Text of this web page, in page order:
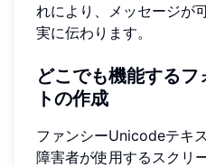
れにより、メッセージが
実に伝わります。
どこでも機能する
トの作成
ファンシーUnicodeテキ
障害者が使用するスクリ